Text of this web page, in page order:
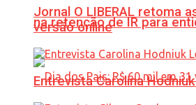
na retenção de IR para
Jornal O LIBERAL retoma
versão online
Entrevista Carolina